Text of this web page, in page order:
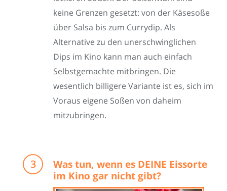
keine Grenzen gesetzt: von der Käsesoße
über Salsa bis zum Currydip. Als
Alternative zu den unerschwinglichen
Dips im Kino kann man auch einfach
Selbstgemachte mitbringen. Die
wesentlich billigere Variante ist es, sich im
Voraus eigene Soßen von daheim
mitzubringen.
Was tun, wenn es DEINE Eissorte
im Kino gar nicht gibt?